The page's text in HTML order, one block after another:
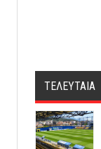
ΤΕΛΕΥΤΑΙΑ